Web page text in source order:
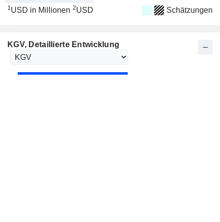
1USD in Millionen 2USD Schätzungen
KGV, Detaillierte Entwicklung